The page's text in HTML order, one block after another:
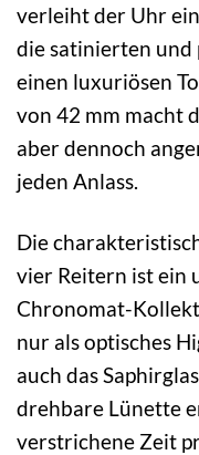
verleiht der Uhr
die satinierten
einen luxuriösen
von 42 mm macht
aber dennoch
jeden Anlass.
Die
vier Reitern ist ein
Chronomat-
nur als optisches
auch das
drehbare Lünette
verstrichene Zeit